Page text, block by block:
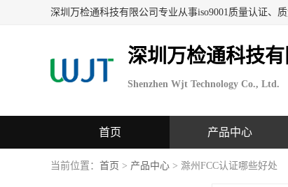
深圳万检通科技有
Shenzhen Wjt Technology Co., Ltd.
首页 产品中心
当前位置： 首页 > 产品中心 > 滁州FCC认证哪些好处